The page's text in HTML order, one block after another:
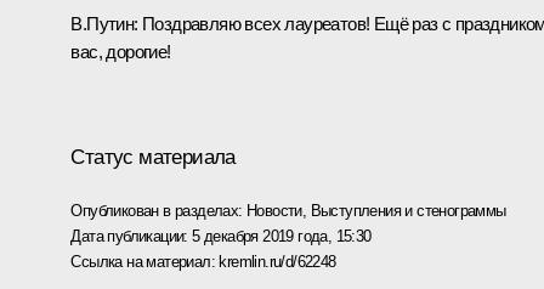
В.Путин: Поздравляю всех лауреатов! Ещё раз с
вас, дорогие!
Статус материала
Опубликован в разделах: Новости, Выступления и стенограммы
Дата публикации:5 декабря 2019 года, 15:30
Ссылка на материал: kremlin.ru/d/62248